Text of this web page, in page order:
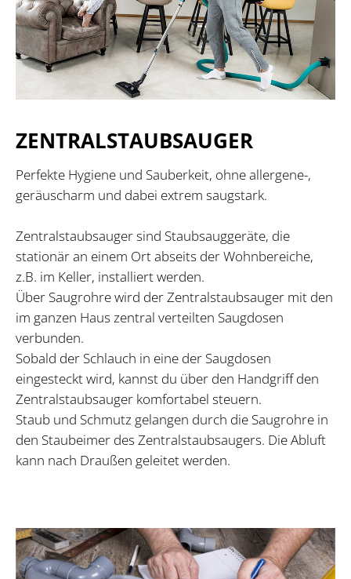
ZENTRALSTAUBSAUGER
Perfekte Hygiene und Sauberkeit, ohne allergene-,
geräuscharm und dabei extrem saugstark.
Zentralstaubsauger sind Staubsauggeräte, die
stationär an einem Ort abseits der Wohnbereiche,
z.B. im Keller, installiert werden.
Über Saugrohre wird der Zentralstaubsauger mit den
im ganzen Haus zentral verteilten Saugdosen
verbunden.
Sobald der Schlauch in eine der Saugdosen
eingesteckt wird, kannst du über den Handgriff den
Zentralstaubsauger komfortabel steuern.
Staub und Schmutz gelangen durch die Saugrohre in
den Staubeimer des Zentralstaubsaugers. Die Abluft
kann nach Draußen geleitet werden.